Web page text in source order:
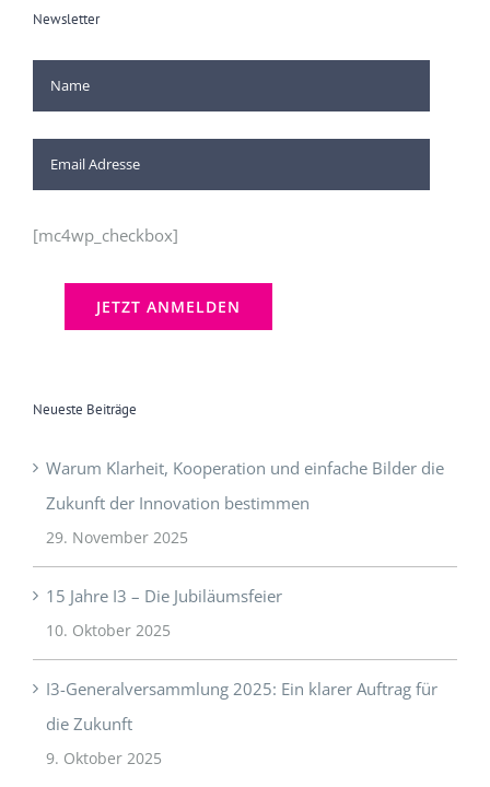
Newsletter
[mc4wp_checkbox]
Neueste Beiträge
Warum Klarheit, Kooperation und einfache Bilder die
Zukunft der Innovation bestimmen
29. November 2025
15 Jahre I3 – Die Jubiläumsfeier
10. Oktober 2025
I3-Generalversammlung 2025: Ein klarer Auftrag für
die Zukunft
9. Oktober 2025